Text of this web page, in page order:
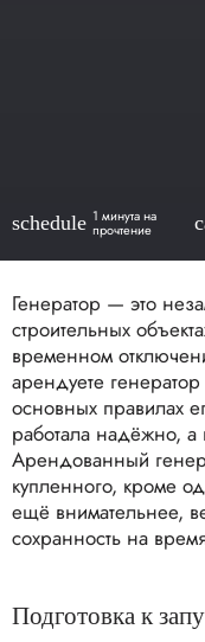
schedule 1 минута на
прочтение
Генератор — это
строительных
временном
арендуете
основных правилах
работала надёжно,
Арендованный
купленного, кроме
ещё внимательнее,
сохранность на
Подготовка к